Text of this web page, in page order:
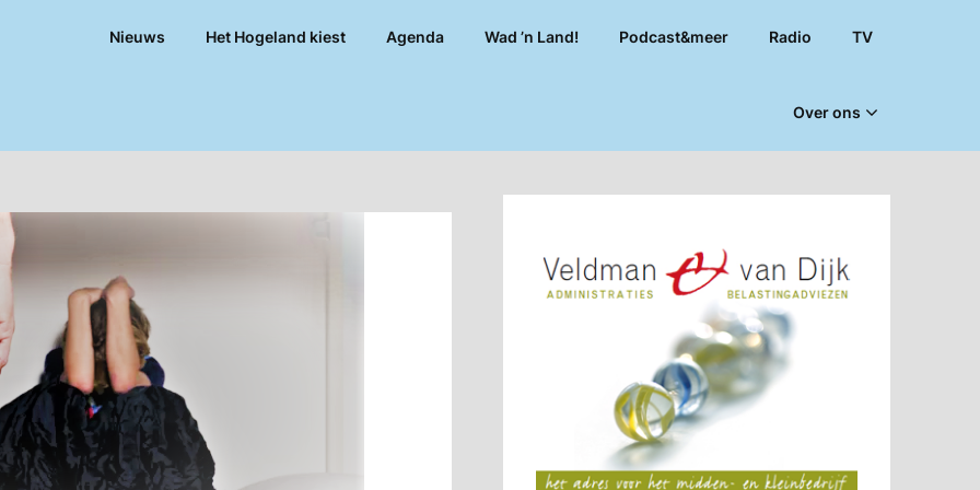
Nieuws Het Hogeland kiest Agenda Wad ’n Land! Podcast&meer Radio TV
Over ons